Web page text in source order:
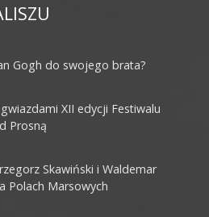
Gogh do swojego brata?
XII edycji Festiwalu
Prosną
Skawiński i Waldemar
Polach Marsowych